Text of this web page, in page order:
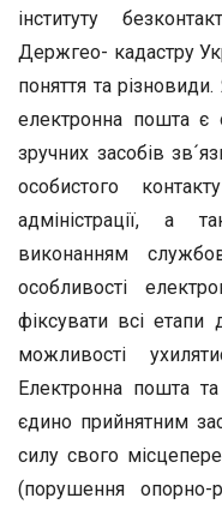
інституту
Держгео- кадастру
поняття та
електронна пошта
зручних засобів
особистого
адміністрації, а
виконанням
особливості
фіксувати всі етапи
можливості
Електронна пошта
єдино прийнятним
силу свого
(порушення опорно-